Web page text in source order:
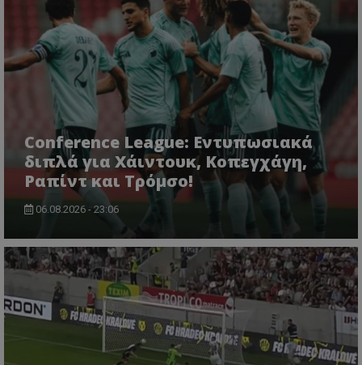
Conference League: Εντυπωσιακά
διπλά για Χάιντουκ, Κοπεγχάγη,
Ραπίντ και Τρόμσο!
06.08.2026 - 23:06